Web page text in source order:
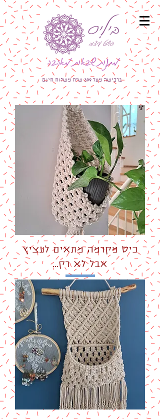
מתנות שבאות מאהבה
ברכישה מעל 399 ש"ח משלוח חינם
כיס מקרמה מתאים לעציץ
אבל לא רק...